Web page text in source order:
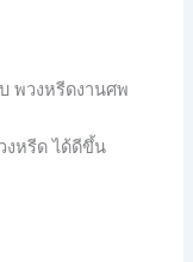
พวงหรีดงานศพ
งหรีด ได้ดีขึ้น